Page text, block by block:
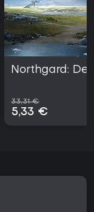
Northgard:
33,31 €
5,33 €